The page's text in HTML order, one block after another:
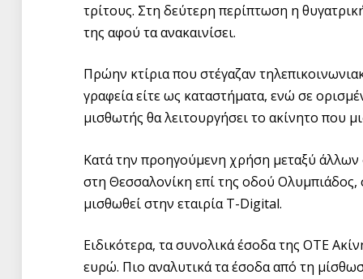
τρίτους. Στη δεύτερη περίπτωση η
της αφού τα ανακαινίσει.
Πρώην κτίρια που στέγαζαν
γραφεία είτε ως καταστήματα, ενώ σε
μισθωτής θα λειτουργήσει το ακίνητο που
Κατά την προηγούμενη χρήση μεταξύ
στη Θεσσαλονίκη επί της οδού Ολυμπιάδος,
μισθωθεί στην εταιρία T-Digital.
Ειδικότερα, τα συνολικά έσοδα της ΟΤΕ
ευρώ. Πιο αναλυτικά τα έσοδα από τη